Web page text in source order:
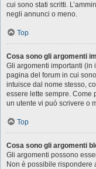
cui sono stati scritti.
negli annunci o meno.
Top
Cosa sono gli argomenti
Gli argomenti importanti (in
pagina del forum in cui
intuisce dal nome stesso,
essere lette sempre. Come
un utente vi può scrivere o
Top
Cosa sono gli argomenti
Gli argomenti possono
Non è possibile rispondere